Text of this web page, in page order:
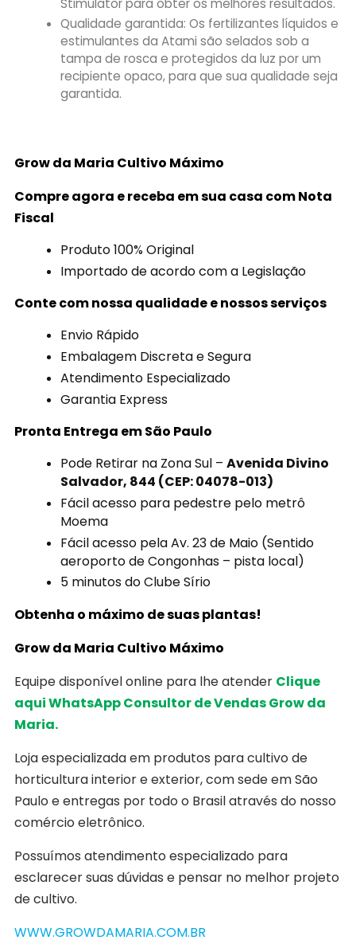
Qualidade garantida: Os fertilizantes líquidos e
estimulantes da Atami são selados sob a
tampa de rosca e protegidos da luz por um
recipiente opaco, para que sua qualidade seja
garantida.
Grow da Maria Cultivo Máximo
Compre agora e receba em sua casa com Nota
Fiscal
Produto 100% Original
Importado de acordo com a Legislação
Conte com nossa qualidade e nossos serviços
Envio Rápido
Embalagem Discreta e Segura
Atendimento Especializado
Garantia Express
Pronta Entrega em São Paulo
Pode Retirar na Zona Sul –Avenida Divino
Salvador, 844 (CEP: 04078-013)
Fácil acesso para pedestre pelo metrô
Moema
Fácil acesso pela Av. 23 de Maio (Sentido
aeroporto de Congonhas – pista local)
5 minutos do Clube Sírio
Obtenha o máximo de suas plantas!
Grow da Maria Cultivo Máximo
Equipe disponível online para lhe atender Clique
aqui WhatsApp Consultor de Vendas Grow da
Maria.
Loja especializada em produtos para cultivo de
horticultura interior e exterior, com sede em São
Paulo e entregas por todo o Brasil através do nosso
comércio eletrônico.
Possuímos atendimento especializado para
esclarecer suas dúvidas e pensar no melhor projeto
de cultivo.
WWW.GROWDAMARIA.COM.BR